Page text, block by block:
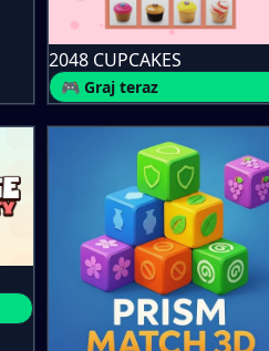
2048 CUPCAKES
🎮 Graj teraz